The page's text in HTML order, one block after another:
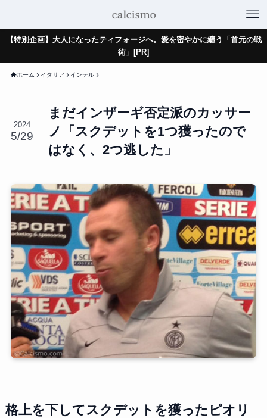
【特別企画】大人になったティフォージへ。愛を密やかに纏う「首元の戦
術」[PR]
ホーム イタリア インテル
まだインザーギ否定派のカッサー
ノ「スクデットを1つ獲ったので
はなく、2つ逃した」
2024
5/29
格上を下してスクデットを獲ったピオリ